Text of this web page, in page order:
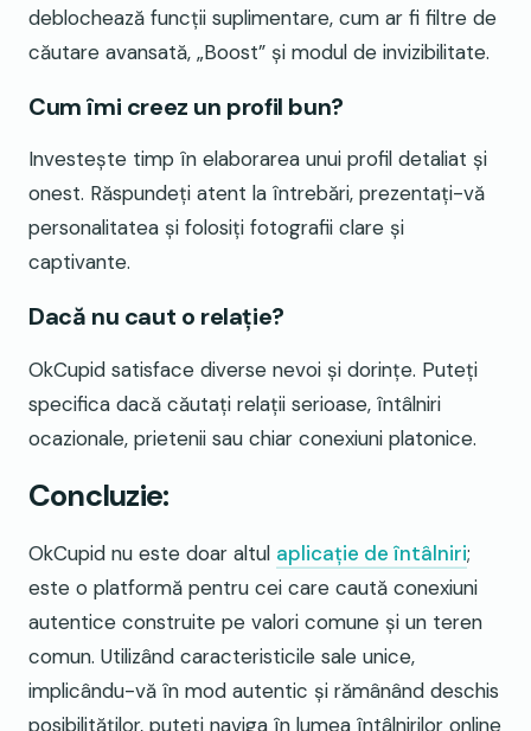
deblochează funcții suplimentare, cum ar fi filtre de
căutare avansată, „Boost” și modul de invizibilitate.
Cum îmi creez un profil bun?
Investește timp în elaborarea unui profil detaliat și
onest. Răspundeți atent la întrebări, prezentați-vă
personalitatea și folosiți fotografii clare și
captivante.
Dacă nu caut o relație?
OkCupid satisface diverse nevoi și dorințe. Puteți
specifica dacă căutați relații serioase, întâlniri
ocazionale, prietenii sau chiar conexiuni platonice.
Concluzie:
OkCupid nu este doar altul aplicație de întâlniri;
este o platformă pentru cei care caută conexiuni
autentice construite pe valori comune și un teren
comun. Utilizând caracteristicile sale unice,
implicându-vă în mod autentic și rămânând deschis
posibilităților, puteți naviga în lumea întâlnirilor online